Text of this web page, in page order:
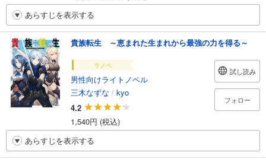
あらすじを表示する
貴族転生 ～恵まれた生まれから最強の力を得る～
ラノベ
男性向けライトノベル
三木なずな / kyo
4.2
1,540円 (税込)
試し読み
フォロー
あらすじを表示する